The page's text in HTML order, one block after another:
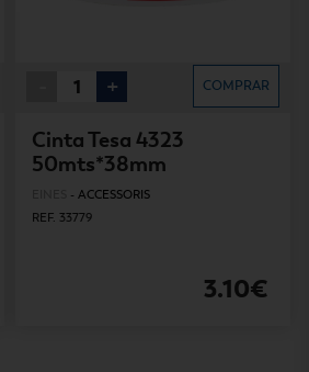
+ COMPRAR
Cinta Tesa 4323
50mts*38mm
-ACCESSORIS
REF. 33779
3.10€